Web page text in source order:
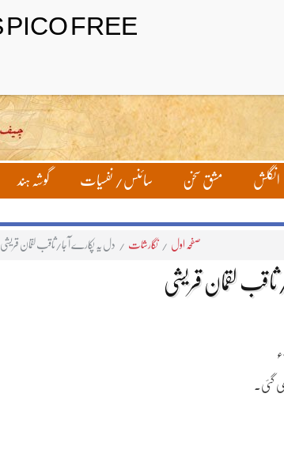
انگلش مشق سخن سائنس/ نفسیات گوشہ ہند
صفحہ اول / نگارشات / دل یہ پکارے آ جا/ثاقب لقمان قریشی
لقمان قریشی
گئی۔